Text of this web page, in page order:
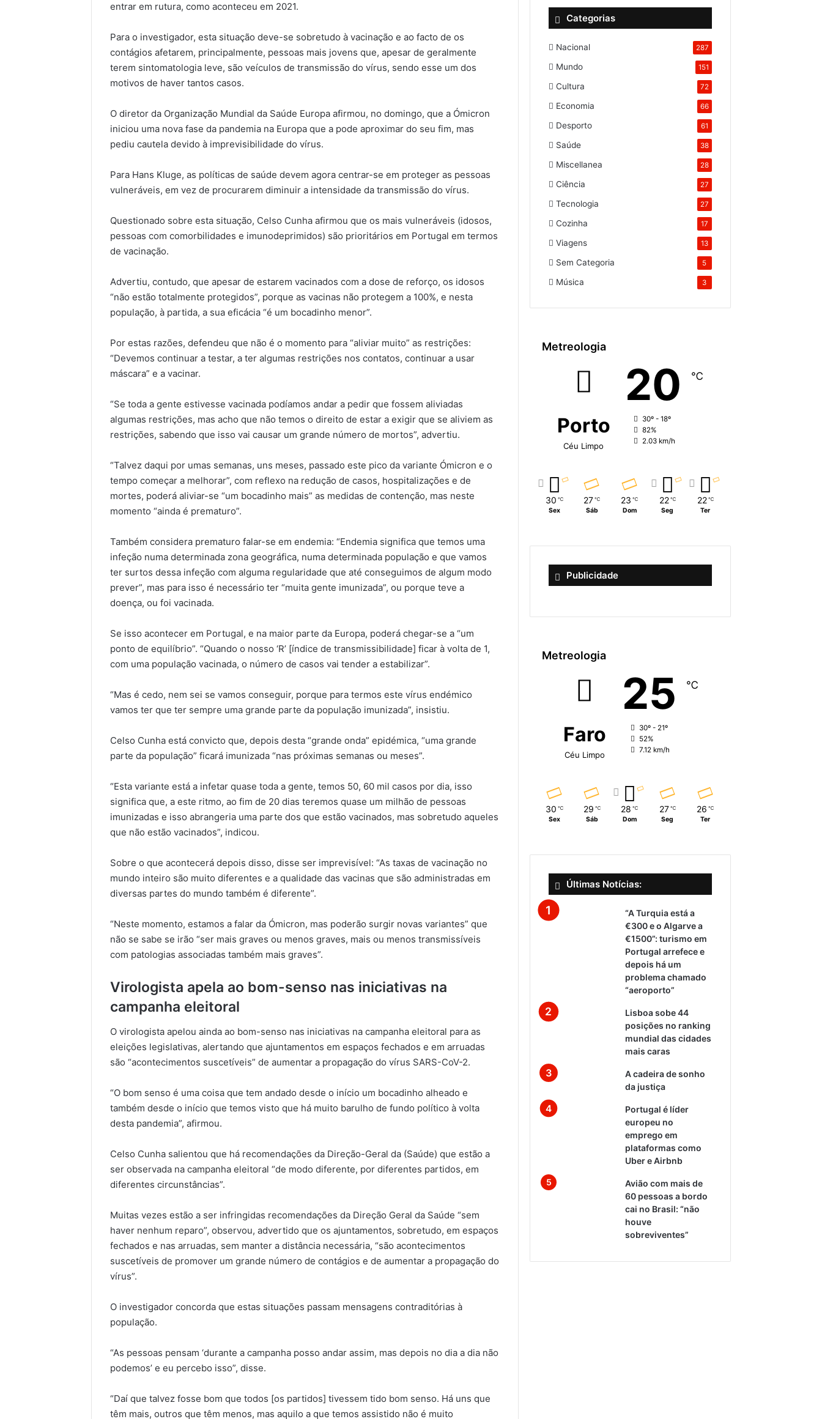
entrar em rutura, como aconteceu em 2021.
Para o investigador, esta situação deve-se sobretudo à vacinação e ao facto de os
contágios afetarem, principalmente, pessoas mais jovens que, apesar de geralmente
terem sintomatologia leve, são veículos de transmissão do vírus, sendo esse um dos
motivos de haver tantos casos.
O diretor da Organização Mundial da Saúde Europa afirmou, no domingo, que a Ómicron
iniciou uma nova fase da pandemia na Europa que a pode aproximar do seu fim, mas
pediu cautela devido à imprevisibilidade do vírus.
Para Hans Kluge, as políticas de saúde devem agora centrar-se em proteger as pessoas
vulneráveis, em vez de procurarem diminuir a intensidade da transmissão do vírus.
Questionado sobre esta situação, Celso Cunha afirmou que os mais vulneráveis (idosos,
pessoas com comorbilidades e imunodeprimidos) são prioritários em Portugal em termos
de vacinação.
Advertiu, contudo, que apesar de estarem vacinados com a dose de reforço, os idosos
“não estão totalmente protegidos”, porque as vacinas não protegem a 100%, e nesta
população, à partida, a sua eficácia “é um bocadinho menor”.
Por estas razões, defendeu que não é o momento para “aliviar muito” as restrições:
“Devemos continuar a testar, a ter algumas restrições nos contatos, continuar a usar
máscara” e a vacinar.
“Se toda a gente estivesse vacinada podíamos andar a pedir que fossem aliviadas
algumas restrições, mas acho que não temos o direito de estar a exigir que se aliviem as
restrições, sabendo que isso vai causar um grande número de mortos”, advertiu.
“Talvez daqui por umas semanas, uns meses, passado este pico da variante Ómicron e o
tempo começar a melhorar”, com reflexo na redução de casos, hospitalizações e de
mortes, poderá aliviar-se “um bocadinho mais” as medidas de contenção, mas neste
momento “ainda é prematuro”.
Também considera prematuro falar-se em endemia: “Endemia significa que temos uma
infeção numa determinada zona geográfica, numa determinada população e que vamos
ter surtos dessa infeção com alguma regularidade que até conseguimos de algum modo
prever”, mas para isso é necessário ter “muita gente imunizada”, ou porque teve a
doença, ou foi vacinada.
Se isso acontecer em Portugal, e na maior parte da Europa, poderá chegar-se a “um
ponto de equilíbrio”. “Quando o nosso ‘R’ [índice de transmissibilidade] ficar à volta de 1,
com uma população vacinada, o número de casos vai tender a estabilizar”.
“Mas é cedo, nem sei se vamos conseguir, porque para termos este vírus endémico
vamos ter que ter sempre uma grande parte da população imunizada”, insistiu.
Celso Cunha está convicto que, depois desta “grande onda” epidémica, “uma grande
parte da população” ficará imunizada “nas próximas semanas ou meses”.
“Esta variante está a infetar quase toda a gente, temos 50, 60 mil casos por dia, isso
significa que, a este ritmo, ao fim de 20 dias teremos quase um milhão de pessoas
imunizadas e isso abrangeria uma parte dos que estão vacinados, mas sobretudo aqueles
que não estão vacinados”, indicou.
Sobre o que acontecerá depois disso, disse ser imprevisível: “As taxas de vacinação no
mundo inteiro são muito diferentes e a qualidade das vacinas que são administradas em
diversas partes do mundo também é diferente”.
“Neste momento, estamos a falar da Ómicron, mas poderão surgir novas variantes” que
não se sabe se irão “ser mais graves ou menos graves, mais ou menos transmissíveis
com patologias associadas também mais graves”.
Virologista apela ao bom-senso nas iniciativas na
campanha eleitoral
O virologista apelou ainda ao bom-senso nas iniciativas na campanha eleitoral para as
eleições legislativas, alertando que ajuntamentos em espaços fechados e em arruadas
são “acontecimentos suscetíveis” de aumentar a propagação do vírus SARS-CoV-2.
“O bom senso é uma coisa que tem andado desde o início um bocadinho alheado e
também desde o início que temos visto que há muito barulho de fundo político à volta
desta pandemia”, afirmou.
Celso Cunha salientou que há recomendações da Direção-Geral da (Saúde) que estão a
ser observada na campanha eleitoral “de modo diferente, por diferentes partidos, em
diferentes circunstâncias”.
Muitas vezes estão a ser infringidas recomendações da Direção Geral da Saúde “sem
haver nenhum reparo”, observou, advertido que os ajuntamentos, sobretudo, em espaços
fechados e nas arruadas, sem manter a distância necessária, “são acontecimentos
suscetíveis de promover um grande número de contágios e de aumentar a propagação do
vírus”.
O investigador concorda que estas situações passam mensagens contraditórias à
população.
“As pessoas pensam ‘durante a campanha posso andar assim, mas depois no dia a dia não
podemos’ e eu percebo isso”, disse.
“Daí que talvez fosse bom que todos [os partidos] tivessem tido bom senso. Há uns que
têm mais, outros que têm menos, mas aquilo a que temos assistido não é muito
Categorias
Nacional 287
Mundo 151
Cultura 72
Economia 66
Desporto 61
Saúde 38
Miscellanea 28
Ciência 27
Tecnologia 27
Cozinha 17
Viagens 13
Sem Categoria 5
Música 3
Metreologia
Porto
Céu Limpo
20 ℃
30º - 18º
82%
2.03 km/h
30 ℃
Sex
27 ℃
Sáb
23 ℃
Dom
22 ℃
Seg
22 ℃
Ter
Publicidade
Metreologia
Faro
Céu Limpo
25 ℃
30º - 21º
52%
7.12 km/h
30 ℃
Sex
29 ℃
Sáb
28 ℃
Dom
27 ℃
Seg
26 ℃
Ter
Últimas Notícias:
“A Turquia está a
€300 e o Algarve a
€1500”: turismo em
Portugal arrefece e
depois há um
problema chamado
“aeroporto”
Lisboa sobe 44
posições no ranking
mundial das cidades
mais caras
A cadeira de sonho
da justiça
Portugal é líder
europeu no
emprego em
plataformas como
Uber e Airbnb
Avião com mais de
60 pessoas a bordo
cai no Brasil: “não
houve
sobreviventes”